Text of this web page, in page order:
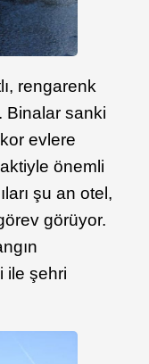
rengarenk
Binalar sanki
evlere
önemli
şu an otel,
görüyor.
ile şehri